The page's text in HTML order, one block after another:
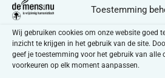
Toestemming
Wij gebruiken cookies om onze website goed
inzicht te krijgen in het gebruik van de site.
geef je toestemming voor het gebruik van alle
voorkeuren op elk moment aanpassen.
“Een stem tegen de